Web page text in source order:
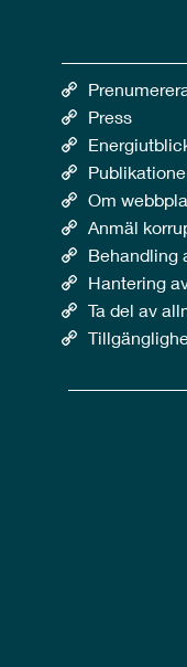
Press
Om
Anmäl
Behandling
Hantering
Ta del av